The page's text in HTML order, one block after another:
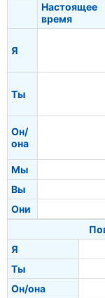
Настоящее
время
Я
Ты
Он/
она
Мы
Вы
Они
Я
Ты
Он/она